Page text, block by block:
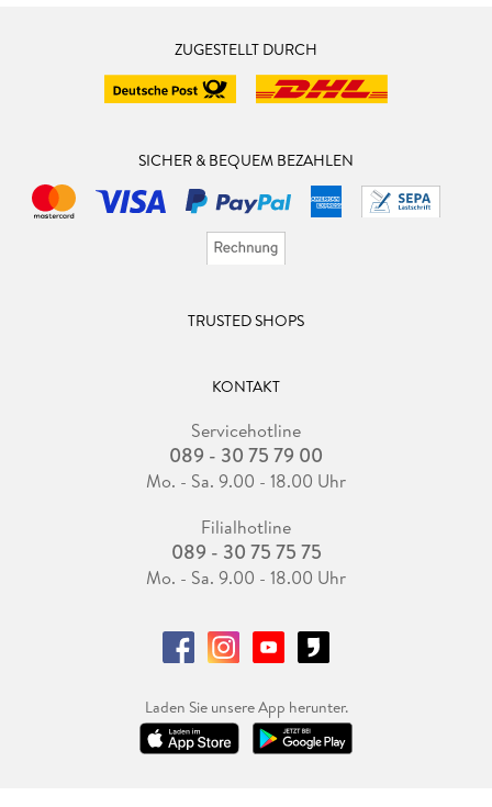
ZUGESTELLT DURCH
SICHER & BEQUEM BEZAHLEN
TRUSTED SHOPS
KONTAKT
Servicehotline
089 - 30 75 79 00
Mo. - Sa. 9.00 - 18.00 Uhr
Filialhotline
089 - 30 75 75 75
Mo. - Sa. 9.00 - 18.00 Uhr
Laden Sie unsere App herunter.